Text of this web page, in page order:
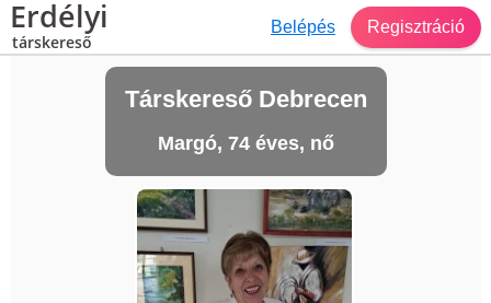
Erdélyi
társkereső
Belépés Regisztráció
Társkereső Debrecen
Margó, 74 éves, nő